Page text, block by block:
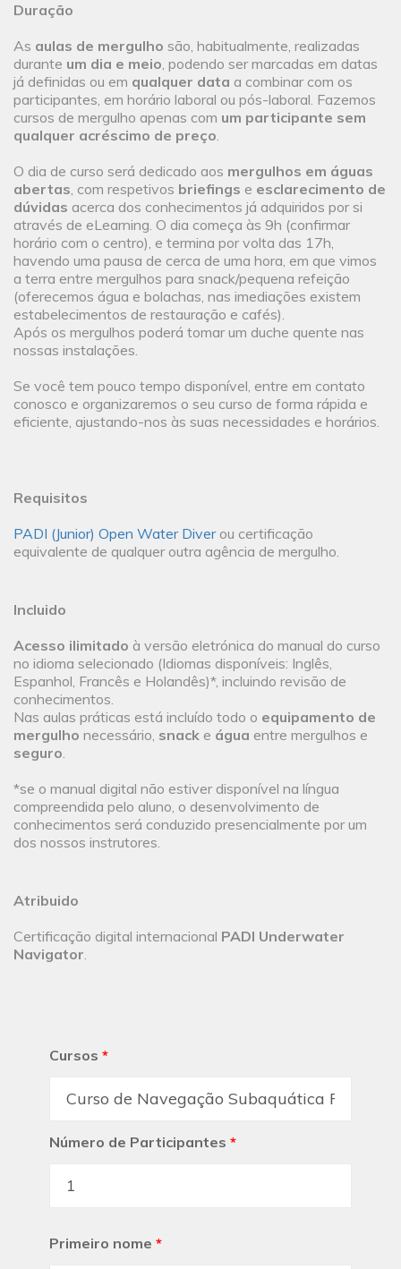
Duração
As aulas de mergulho são, habitualmente, realizadas
durante um dia e meio, podendo ser marcadas em datas
já definidas ou em qualquer data a combinar com os
participantes, em horário laboral ou pós-laboral. Fazemos
cursos de mergulho apenas com um participante sem
qualquer acréscimo de preço.
O dia de curso será dedicado aos mergulhos em águas
abertas, com respetivos briefings e esclarecimento de
dúvidas acerca dos conhecimentos já adquiridos por si
através de eLearning. O dia começa às 9h (confirmar
horário com o centro), e termina por volta das 17h,
havendo uma pausa de cerca de uma hora, em que vimos
a terra entre mergulhos para snack/pequena refeição
(oferecemos água e bolachas, nas imediações existem
estabelecimentos de restauração e cafés).
Após os mergulhos poderá tomar um duche quente nas
nossas instalações.
Se você tem pouco tempo disponível, entre em contato
conosco e organizaremos o seu curso de forma rápida e
eficiente, ajustando-nos às suas necessidades e horários.
Requisitos
PADI (Junior) Open Water Diverou certificação
equivalente de qualquer outra agência de mergulho.
Incluido
Acesso ilimitado à versão eletrónica do manual do curso
no idioma selecionado (Idiomas disponíveis: Inglês,
Espanhol, Francês e Holandês)*, incluindo revisão de
conhecimentos.
Nas aulas práticas está incluído todo o equipamento de
mergulho necessário, snack e água entre mergulhos e
seguro.
*se o manual digital não estiver disponível na língua
compreendida pelo aluno, o desenvolvimento de
conhecimentos será conduzido presencialmente por um
dos nossos instrutores.
Atribuido
Certificação digital internacional PADI Underwater
Navigator.
Cursos *
Número de Participantes *
Primeiro nome *